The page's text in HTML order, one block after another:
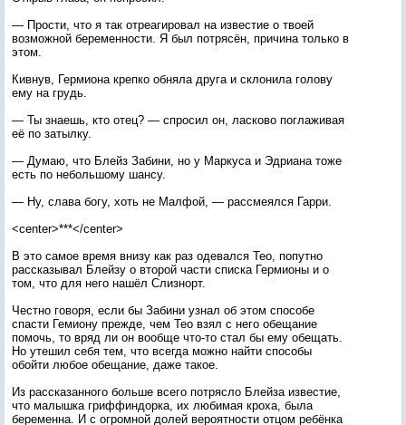
— Прости, что я так отреагировал на известие о твоей
возможной беременности. Я был потрясён, причина только в
этом.
Кивнув, Гермиона крепко обняла друга и склонила голову
ему на грудь.
— Ты знаешь, кто отец? — спросил он, ласково поглаживая
её по затылку.
— Думаю, что Блейз Забини, но у Маркуса и Эдриана тоже
есть по небольшому шансу.
— Ну, слава богу, хоть не Малфой, — рассмеялся Гарри.
<center>***</center>
В это самое время внизу как раз одевался Тео, попутно
рассказывал Блейзу о второй части списка Гермионы и о
том, что для него нашёл Слизнорт.
Честно говоря, если бы Забини узнал об этом способе
спасти Гемиону прежде, чем Тео взял с него обещание
помочь, то вряд ли он вообще что-то стал бы ему обещать.
Но утешил себя тем, что всегда можно найти способы
обойти любое обещание, даже такое.
Из рассказанного больше всего потрясло Блейза известие,
что малышка гриффиндорка, их любимая кроха, была
беременна. И с огромной долей вероятности отцом ребёнка